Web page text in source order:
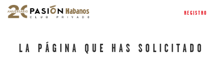
REGISTRO
LA PÁGINA QUE HAS SOLICITADO